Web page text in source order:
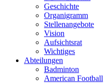
Geschichte
Organigramm
Stellenangebote
Vision
Aufsichtsrat
Wichtiges
Abteilungen
Badminton
American Football